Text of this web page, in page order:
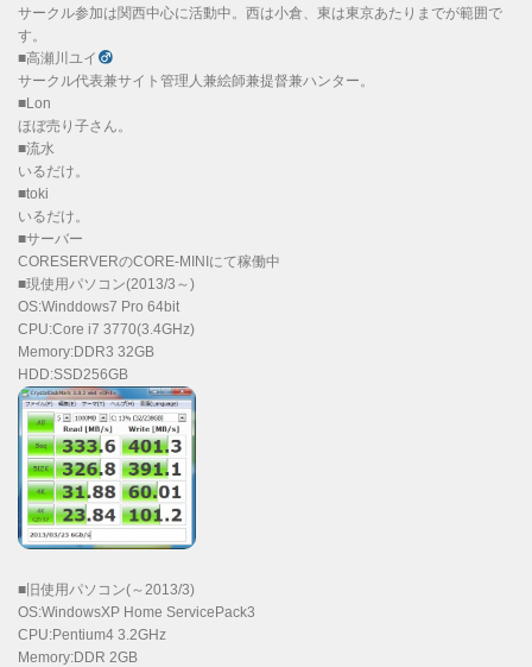
サークル参加は関西中心に活動中。西は小倉、東は東京あたりまでが範囲で
す。
■高瀬川ユイ
サークル代表兼サイト管理人兼絵師兼提督兼ハンター。
■Lon
ほぼ売り子さん。
■流水
いるだけ。
■toki
いるだけ。
■サーバー
CORESERVERのCORE-MINIにて稼働中
■現使用パソコン(2013/3～)
OS:Winddows7 Pro 64bit
CPU:Core i7 3770(3.4GHz)
Memory:DDR3 32GB
HDD:SSD256GB
■旧使用パソコン(～2013/3)
OS:WindowsXP Home ServicePack3
CPU:Pentium4 3.2GHz
Memory:DDR 2GB